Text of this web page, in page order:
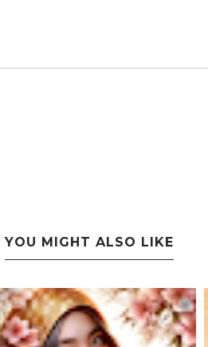
YOU MIGHT ALSO LIKE